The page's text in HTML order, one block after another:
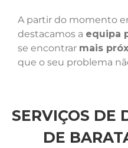
A partir do momento
destacamos a equipa
se encontrar mais
que o seu problema
SERVIÇOS DE
DE